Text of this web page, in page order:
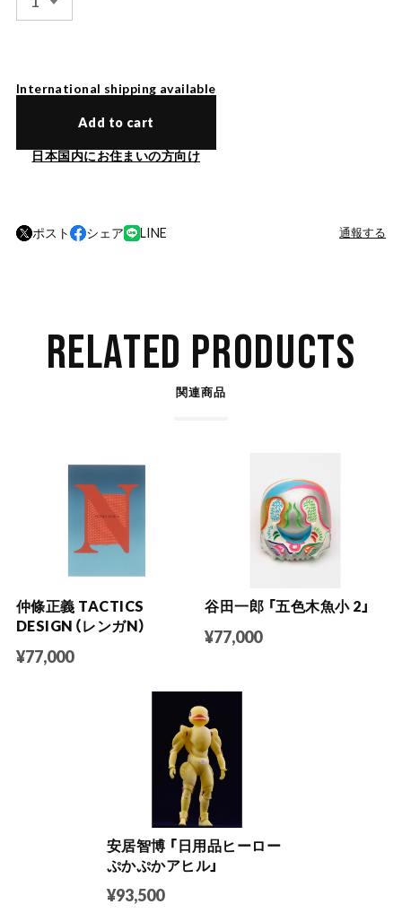
International shipping available
Add to cart
日本国内にお住まいの方向け
ポスト シェア LINE 通報する
RELATED PRODUCTS
関連商品
仲條正義 TACTICS
DESIGN（レンガN）
¥77,000
谷田一郎 「五色木魚小 2」
¥77,000
安居智博 「日用品ヒーロー
ぷかぷかアヒル」
¥93,500